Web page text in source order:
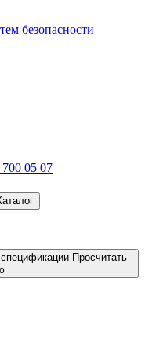
безопасности
05 07
Просчитать